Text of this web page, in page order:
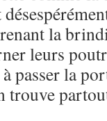
la
leurs
passer la
trouve